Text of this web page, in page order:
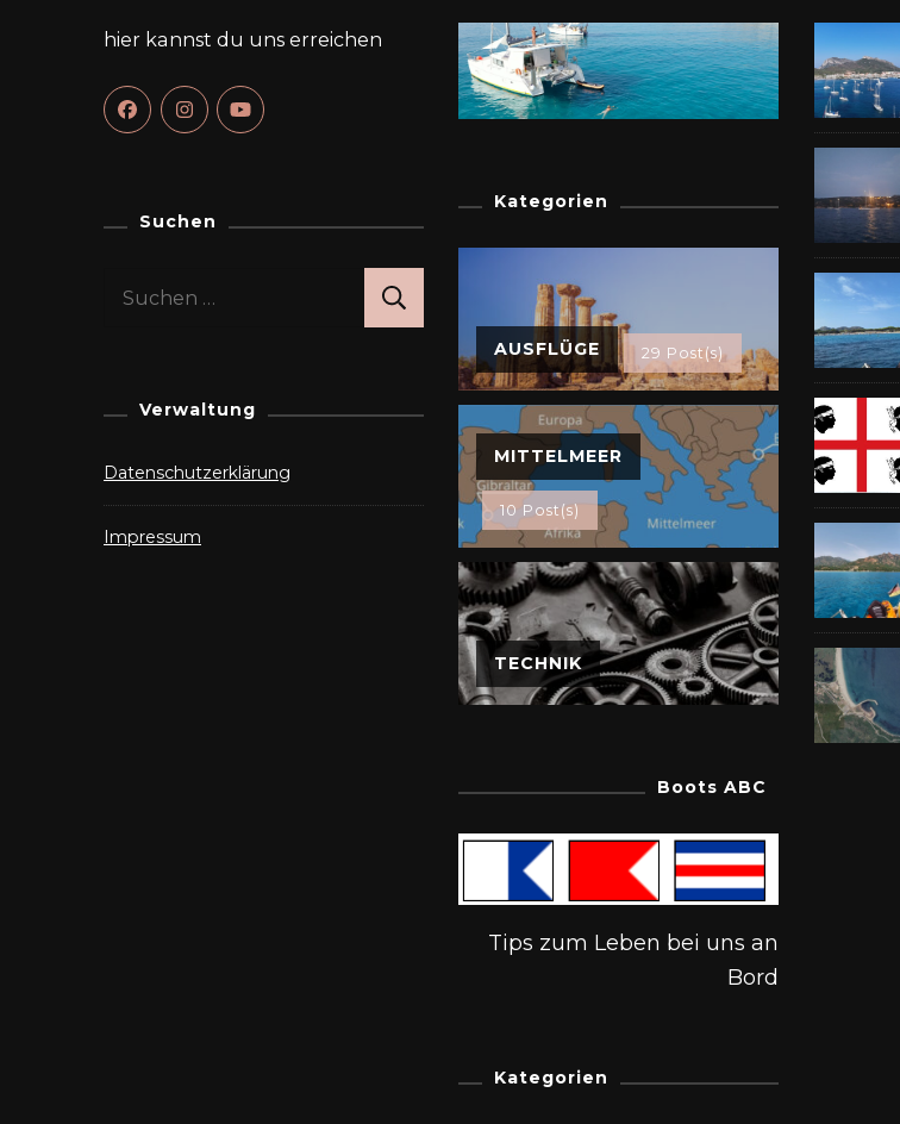
hier kannst du uns erreichen
Suchen
Suchen
Verwaltung
Datenschutzerklärung
Impressum
Kategorien
AUSFLÜGE 29 Post(s)
MITTELMEER
10 Post(s)
TECHNIK
Boots ABC
Tips zum Leben bei uns an
Bord
Kategorien